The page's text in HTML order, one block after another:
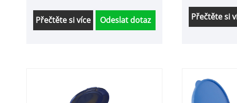
poprodejní servis a včasné
dodání.
Přečtěte si více Odeslat dotaz
dodání.
Přečtěte si